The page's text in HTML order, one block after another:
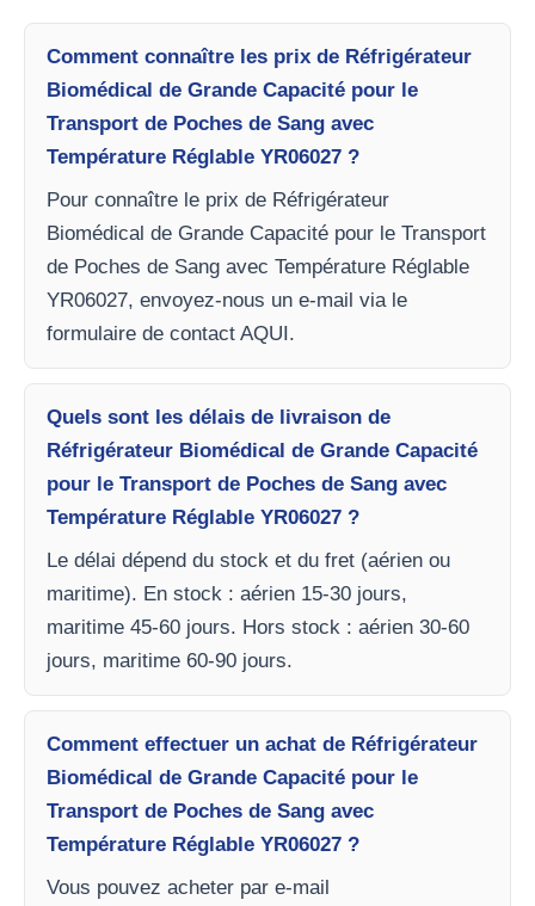
Comment connaître les prix de Réfrigérateur
Biomédical de Grande Capacité pour le
Transport de Poches de Sang avec
Température Réglable YR06027 ?
Pour connaître le prix de Réfrigérateur
Biomédical de Grande Capacité pour le Transport
de Poches de Sang avec Température Réglable
YR06027, envoyez-nous un e-mail via le
formulaire de contact AQUI.
Quels sont les délais de livraison de
Réfrigérateur Biomédical de Grande Capacité
pour le Transport de Poches de Sang avec
Température Réglable YR06027 ?
Le délai dépend du stock et du fret (aérien ou
maritime). En stock : aérien 15-30 jours,
maritime 45-60 jours. Hors stock : aérien 30-60
jours, maritime 60-90 jours.
Comment effectuer un achat de Réfrigérateur
Biomédical de Grande Capacité pour le
Transport de Poches de Sang avec
Température Réglable YR06027 ?
Vous pouvez acheter par e-mail